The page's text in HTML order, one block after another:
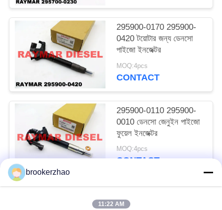
295900-0170 295900-
0420 টয়োটার জন্য ডেনসো
পাইজো ইনজেক্টর
MOQ:4pcs
CONTACT
295900-0110 295900-
0010 ডেনসো জেনুইন পাইজো
ফুয়েল ইনজেক্টর
MOQ:4pcs
CONTACT
brookerzhao
11:22 AM